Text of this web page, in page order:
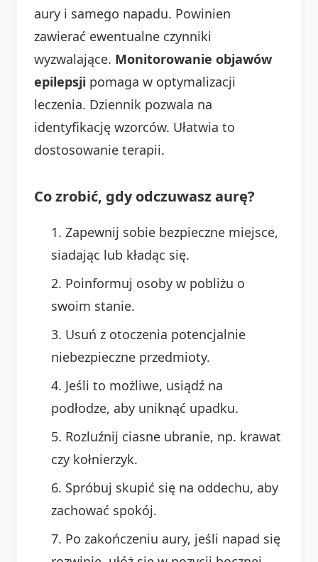
aury i samego napadu. Powinien
zawierać ewentualne czynniki
wyzwalające. Monitorowanie objawów
epilepsji pomaga w optymalizacji
leczenia. Dziennik pozwala na
identyfikację wzorców. Ułatwia to
dostosowanie terapii.
Co zrobić, gdy odczuwasz aurę?
Zapewnij sobie bezpieczne miejsce,
siadając lub kładąc się.
Poinformuj osoby w pobliżu o
swoim stanie.
Usuń z otoczenia potencjalnie
niebezpieczne przedmioty.
Jeśli to możliwe, usiądź na
podłodze, aby uniknąć upadku.
Rozluźnij ciasne ubranie, np. krawat
czy kołnierzyk.
Spróbuj skupić się na oddechu, aby
zachować spokój.
Po zakończeniu aury, jeśli napad się